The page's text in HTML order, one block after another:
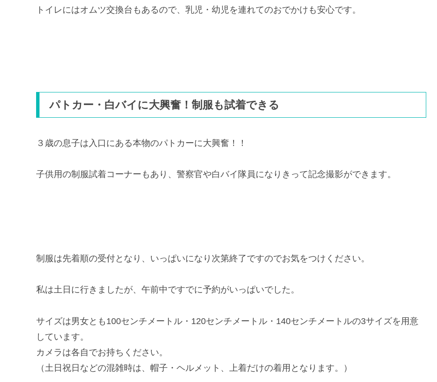
トイレにはオムツ交換台もあるので、乳児・幼児を連れてのおでかけも安心です。
パトカー・白バイに大興奮！制服も試着できる
３歳の息子は入口にある本物のパトカーに大興奮！！
子供用の制服試着コーナーもあり、警察官や白バイ隊員になりきって記念撮影ができます。
制服は先着順の受付となり、いっぱいになり次第終了ですのでお気をつけください。
私は土日に行きましたが、午前中ですでに予約がいっぱいでした。
サイズは男女とも100センチメートル・120センチメートル・140センチメートルの3サイズを用意
しています。
カメラは各自でお持ちください。
（土日祝日などの混雑時は、帽子・ヘルメット、上着だけの着用となります。）